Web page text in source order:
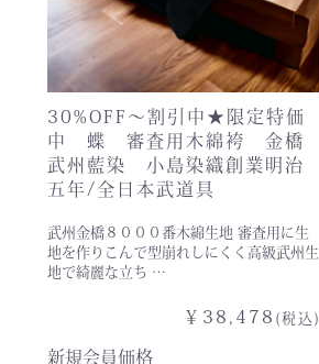
30%OFF〜割引中★限定特価
中 蝶 審査用木綿袴 金橋
武州藍染 小島染織創業明治
五年/全日本武道具
武州金橋８０００番木綿生地 審査用に生
地を作りこんで型崩れしにくく高級武州生
地で綺麗な立ち …
￥38,478 (税込)
新規会員価格